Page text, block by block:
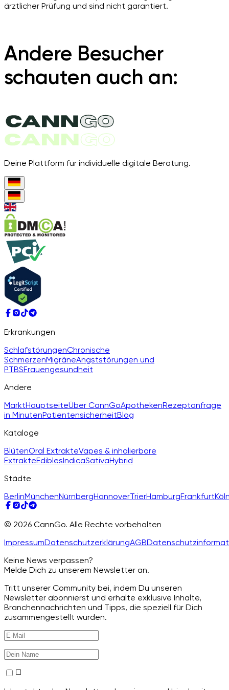
ärztlicher Prüfung und sind nicht garantiert.
Andere Besucher
schauten auch an:
Deine Plattform für individuelle digitale Beratung.
Erkrankungen
SchlafstörungenChronische
SchmerzenMigräneAngststörungen und
PTBSFrauengesundheit
Andere
MarktHauptseiteÜber CannGoApothekenRezeptanfrage
in MinutenPatientensicherheitBlog
Kataloge
BlütenOral ExtrakteVapes & inhalierbare
ExtrakteEdiblesIndicaSativaHybrid
Städte
BerlinMünchenNürnbergHannoverTrierHamburgFrankfurt
© 2026 CannGo. Alle Rechte vorbehalten
ImpressumDatenschutzerklärungAGB
Keine News verpassen?
Melde Dich zu unserem Newsletter an.
Tritt unserer Community bei, indem Du unseren
Newsletter abonnierst und erhalte exklusive Inhalte,
Branchennachrichten und Tipps, die speziell für Dich
zusammengestellt wurden.